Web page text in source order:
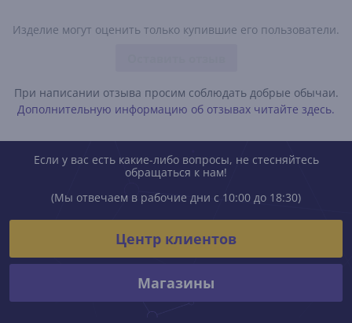
Изделие могут оценить только купившие его пользователи.
При написании отзыва просим соблюдать добрые обычаи.
Дополнительную информацию об отзывах читайте здесь.
Если у вас есть какие-либо вопросы, не стесняйтесь
обращаться к нам!
(Мы отвечаем в рабочие дни с 10:00 до 18:30)
Центр клиентов
Магазины